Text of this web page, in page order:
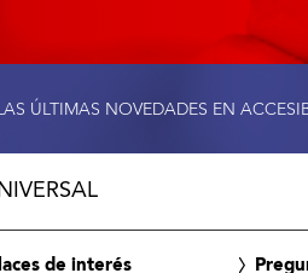
ÚLTIMAS NOVEDADES EN
de interés